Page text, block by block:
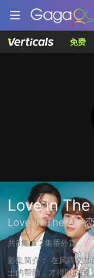
免费
Love in The
Love in The Air-
共8集 & 2集番外篇
影集简介： 在风雨交
士的帮助，才得以脱困